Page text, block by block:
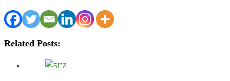
Related Posts: